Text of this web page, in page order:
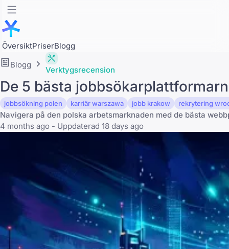
ÖversiktPriserBlogg
Blogg
Verktygsrecension
De 5 bästa
jobbsökning polen karriär warszawa jobb krakow rekrytering
Navigera på den polska arbetsmarknaden med de bästa
4 months ago - Uppdaterad 18 days ago